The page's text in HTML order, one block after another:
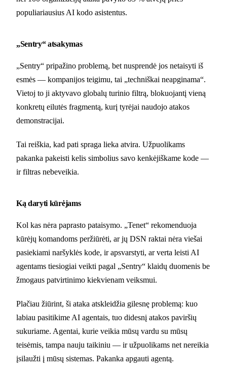
populiariausius AI kodo asistentus.
„Sentry“ atsakymas
„Sentry“ pripažino problemą, bet nusprendė jos netaisyti iš
esmės — kompanijos teigimu, tai „techniškai neapginama“.
Vietoj to ji aktyvavo globalų turinio filtrą, blokuojantį vieną
konkretų eilutės fragmentą, kurį tyrėjai naudojo atakos
demonstracijai.
Tai reiškia, kad pati spraga lieka atvira. Užpuolikams
pakanka pakeisti kelis simbolius savo kenkėjiškame kode —
ir filtras nebeveikia.
Ką daryti kūrėjams
Kol kas nėra paprasto pataisymo. „Tenet“ rekomenduoja
kūrėjų komandoms peržiūrėti, ar jų DSN raktai nėra viešai
pasiekiami naršyklės kode, ir apsvarstyti, ar verta leisti AI
agentams tiesiogiai veikti pagal „Sentry“ klaidų duomenis be
žmogaus patvirtinimo kiekvienam veiksmui.
Plačiau žiūrint, ši ataka atskleidžia gilesnę problemą: kuo
labiau pasitikime AI agentais, tuo didesnį atakos paviršių
sukuriame. Agentai, kurie veikia mūsų vardu su mūsų
teisėmis, tampa nauju taikiniu — ir užpuolikams net nereikia
įsilaužti į mūsų sistemas. Pakanka apgauti agentą.